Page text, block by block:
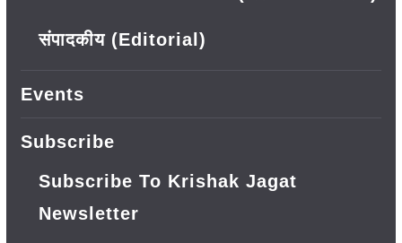
संपादकीय (Editorial)
Events
Subscribe
Subscribe To Krishak Jagat
Newsletter